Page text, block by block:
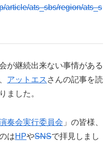
article/ats_sbs/region/ats_s
が継続出来ない事情がある
アットエス さんの記事を読
ました。
奏会実行委員会 」の皆様、
はHPやSNSで拝見しまし